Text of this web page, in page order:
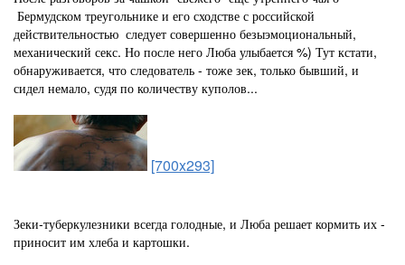
Бермудском треугольнике и его сходстве с российской
действительностью следует совершенно безыэмоциональный,
механический секс. Но после него Люба улыбается %) Тут кстати,
обнаруживается, что следователь - тоже зек, только бывший, и
сидел немало, судя по количеству куполов...
[700x293]
Зеки-туберкулезники всегда голодные, и Люба решает кормить их -
приносит им хлеба и картошки.